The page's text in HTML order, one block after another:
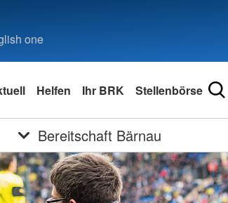
one
Helfen Ihr BRK Stellenbörse
Bereitschaft Bärnau